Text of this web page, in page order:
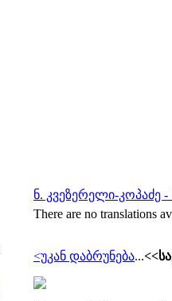
ნ. კვეზერელი-კოპაძე
There are no translations
<უკან დაბრუნება...